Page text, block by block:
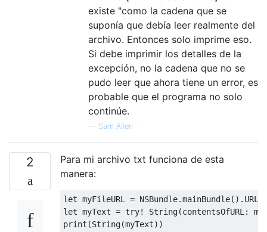
existe "como la cadena que se
suponía que debía leer realmente del
archivo. Entonces solo imprime eso.
Si debe imprimir los detalles de la
excepción, no la cadena que no se
pudo leer que ahora tiene un error, es
probable que el programa no solo
continúe.
— Sam Allen
2
Para mi archivo txt funciona de esta
manera:
let myFileURL = NSBundle.mainBundle().
let myText = try! String(contentsOfURL :
print (String(myText))